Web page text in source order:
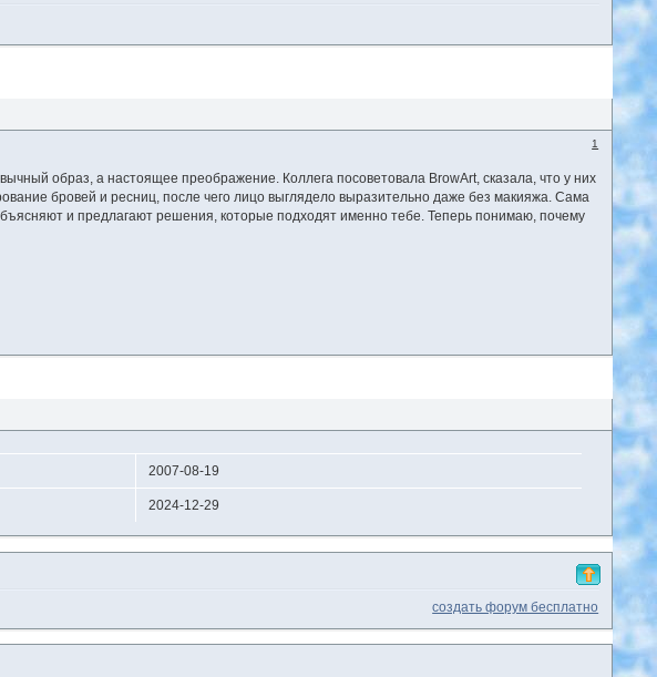
1
образ, а настоящее преображение. Коллега посоветовала BrowArt, сказала, что у них
бровей и ресниц, после чего лицо выглядело выразительно даже без макияжа. Сама
и предлагают решения, которые подходят именно тебе. Теперь понимаю, почему
2007-08-19
2024-12-29
создать форум бесплатно